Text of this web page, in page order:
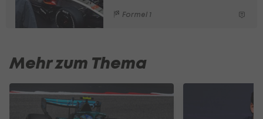
Formel 1
Mehr zum Thema